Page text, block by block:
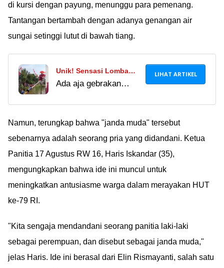
di kursi dengan payung, menunggu para pemenang.
Tantangan bertambah dengan adanya genangan air
sungai setinggi lutut di bawah tiang.
Unik! Sensasi Lomba
Panjat Pinang Berhadiah
Sekampung
Ada aja gebrakan
abis manjat, kau ku
pinang. Uhuyyyyy~
Ã°ÂÂÂÃ°ÂÂÂ
LIHAT ARTIKEL
Namun, terungkap bahwa "janda muda" tersebut
sebenarnya adalah seorang pria yang didandani. Ketua
Panitia 17 Agustus RW 16, Haris Iskandar (35),
mengungkapkan bahwa ide ini muncul untuk
meningkatkan antusiasme warga dalam merayakan HUT
ke-79 RI.
"Kita sengaja mendandani seorang panitia laki-laki
sebagai perempuan, dan disebut sebagai janda muda,"
jelas Haris. Ide ini berasal dari Elin Rismayanti, salah satu